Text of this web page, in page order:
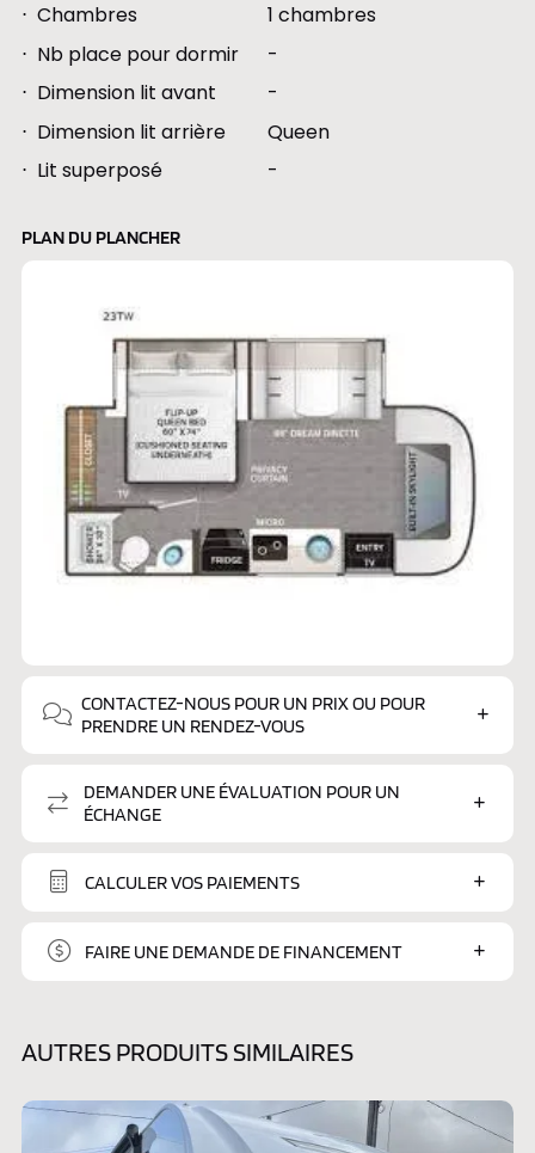
Chambres
1 chambres
Nb place pour dormir
-
Dimension lit avant
-
Dimension lit arrière
Queen
Lit superposé
-
PLAN DU PLANCHER
CONTACTEZ-NOUS POUR UN PRIX OU POUR
PRENDRE UN RENDEZ-VOUS
DEMANDER UNE ÉVALUATION POUR UN
ÉCHANGE
CALCULER VOS PAIEMENTS
FAIRE UNE DEMANDE DE FINANCEMENT
AUTRES PRODUITS SIMILAIRES